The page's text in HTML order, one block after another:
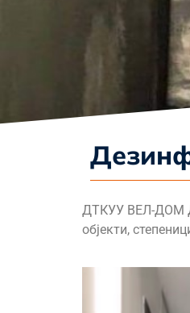
ДТКУУ ВЕЛ-ДОМ
објекти,